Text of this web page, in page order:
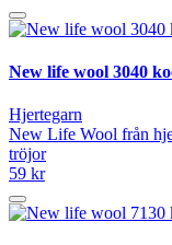
New life wool 3040
Hjertegarn
New Life Wool från
tröjor
59 kr